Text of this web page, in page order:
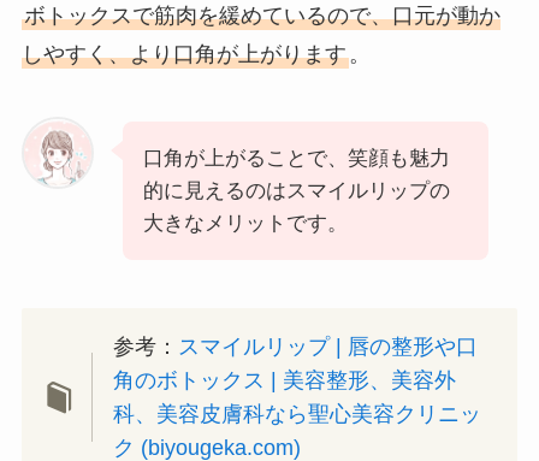
ボトックスで筋肉を緩めているので、口元が動か
しやすく、より口角が上がります。
口角が上がることで、笑顔も魅力
的に見えるのはスマイルリップの
大きなメリットです。
参考： スマイルリップ | 唇の整形や口
角のボトックス | 美容整形、美容外
科、美容皮膚科なら聖心美容クリニッ
ク (biyougeka.com)